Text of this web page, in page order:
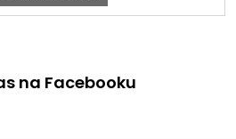
na Facebooku